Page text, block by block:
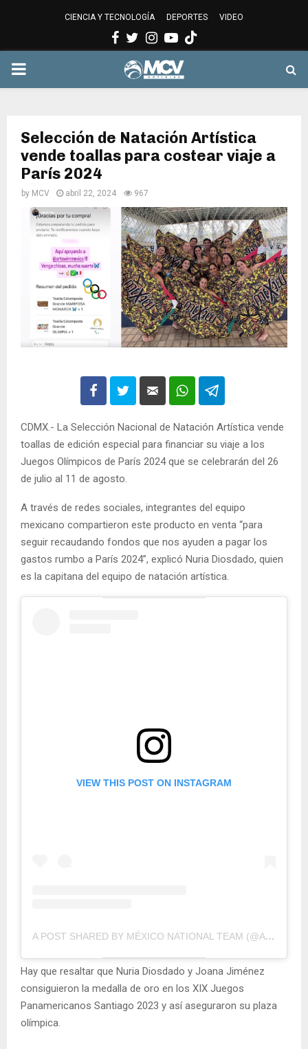
CIENCIA Y TECNOLOGÍA DEPORTES VIDEO
Facebook
Twitter
Instagram
Youtube
PRIMARY
Selección de Natación Artística
vende toallas para costear viaje a
París 2024
by MCV abril 22, 2024 967
CDMX.- La Selección Nacional de Natación Artística vende
toallas de edición especial para financiar su viaje a los
Juegos Olímpicos de París 2024 que se celebrarán del 26
de julio al 11 de agosto.
A través de redes sociales, integrantes del equipo
mexicano compartieron este producto en venta “para
seguir recaudando fondos que nos ayuden a pagar los
gastos rumbo a París 2024”, explicó Nuria Diosdado, quien
es la capitana del equipo de natación artística.
VIEW THIS POST ON INSTAGRAM
A POST SHARED BY MÉXICO NATIONAL TEAM (@ARTSWIMMEXICO)
Hay que resaltar que Nuria Diosdado y Joana Jiménez
consiguieron la medalla de oro en los XIX Juegos
Panamericanos Santiago 2023 y así aseguraron su plaza
olímpica.